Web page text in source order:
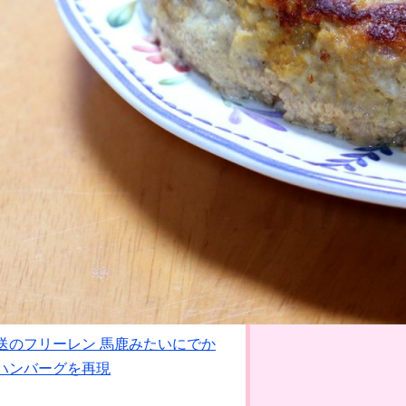
のフリーレン 馬鹿みたいにでか
ンバーグを再現